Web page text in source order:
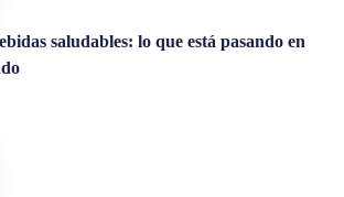
saludables: lo que está pasando en